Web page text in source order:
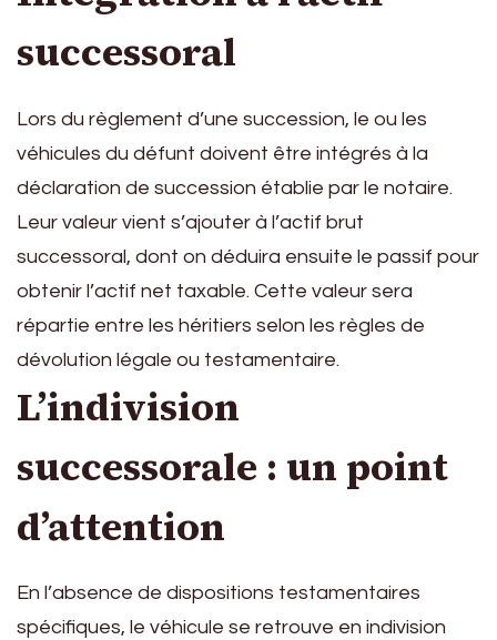
successoral
Lors du règlement d’une succession, le ou les
véhicules du défunt doivent être intégrés à la
déclaration de succession établie par le notaire.
Leur valeur vient s’ajouter à l’actif brut
successoral, dont on déduira ensuite le passif pour
obtenir l’actif net taxable. Cette valeur sera
répartie entre les héritiers selon les règles de
dévolution légale ou testamentaire.
L’indivision
successorale : un point
d’attention
En l’absence de dispositions testamentaires
spécifiques, le véhicule se retrouve en indivision